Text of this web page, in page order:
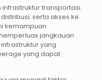
transportasi.
serta akses ke
kemampuan
jangkauan
yang
yang dapat